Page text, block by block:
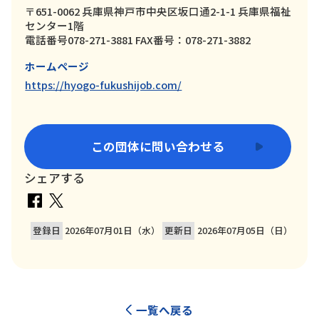
〒651-0062 兵庫県神戸市中央区坂口通2-1-1 兵庫県福祉
センター1階
電話番号078-271-3881 FAX番号：078-271-3882
ホームページ
https://hyogo-fukushijob.com/
この団体に問い合わせる
シェアする
登録日 2026年07月01日（水） 更新日 2026年07月05日（日）
一覧へ戻る